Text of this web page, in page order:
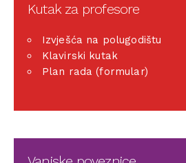
Kutak za profesore
Izvješća na polugodištu
Klavirski kutak
Plan rada (formular)